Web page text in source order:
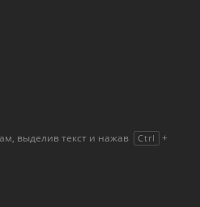
выделив текст и нажав Ctrl +